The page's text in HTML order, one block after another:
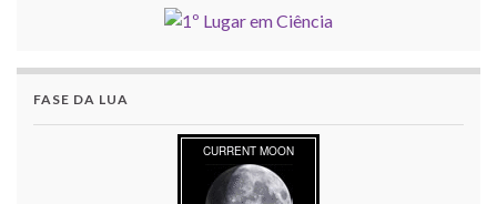
FASE DA LUA